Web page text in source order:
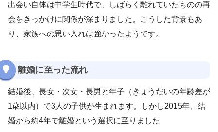
出会い自体は中学生時代で、しばらく離れていたものの再
会をきっかけに関係が深まりました。こうした背景もあ
り、家族への思い入れは強かったようです。
離婚に至った流れ
結婚後、長女・次女・長男と年子（きょうだいの年齢差が
1歳以内）で3人の子供が生まれます。しかし2015年、結
婚から約4年で離婚という選択に至りました